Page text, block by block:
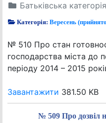
Батьківська
Категорія:Вересень
№ 510 Про стан
господарства міста до
періоду 2014 – 2015
Завантажити 381.50 KB
№ 509 Про дозвіл